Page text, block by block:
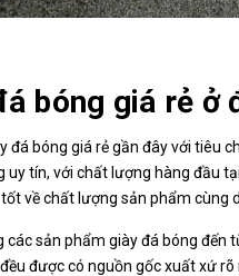
bóng giá rẻ ở
đá bóng giá rẻ gần đây với tiêu
uy tín, với chất lượng hàng đầu
về chất lượng sản phẩm cùng
sản phẩm giày đá bóng
được có nguồn gốc xuất xứ